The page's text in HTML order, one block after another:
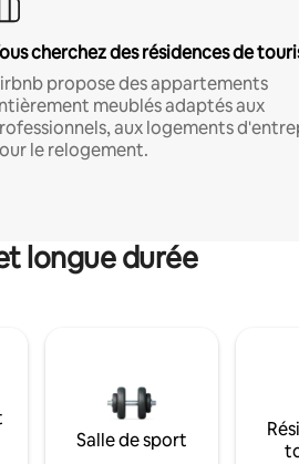
cherchez des résidences de
propose des appartements
meublés adaptés aux
aux logements
le relogement.
longue durée
Salle de sport